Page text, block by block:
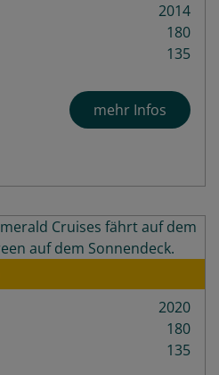
2014
180
135
mehr Infos
2020
180
135